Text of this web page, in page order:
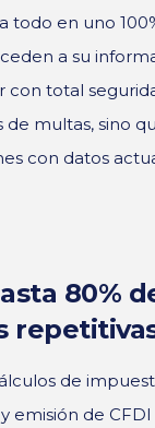
todo en uno
a su
con total
de multas, sino
con datos
80%
de
emisión de